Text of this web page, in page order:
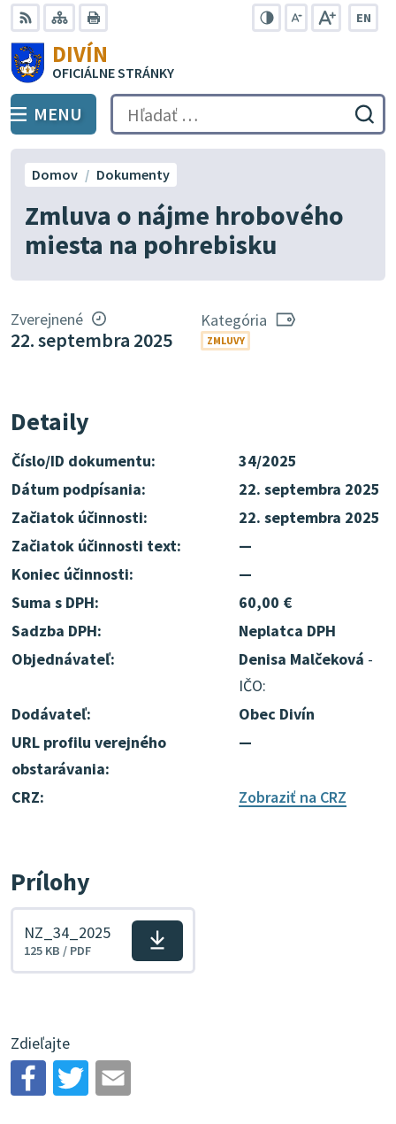
Preskočiť
na
obsah
RSS Mapa
EN
DIVÍN
OFICIÁLNE STRÁNKY
PREPNÚŤ
MENU Hľadať:
Zmluva o nájme hrobového
miesta na pohrebisku
Domov Dokumenty
Zverejnené
22. septembra 2025
Kategória
ZMLUVY
Detaily
Číslo/ID dokumentu:
34/2025
Dátum podpísania:
22. septembra 2025
Začiatok účinnosti:
22. septembra 2025
Začiatok účinnosti text:
—
Koniec účinnosti:
—
Suma s DPH:
60,00 €
Sadzba DPH:
Neplatca DPH
Objednávateľ:
Denisa Malčeková -
IČO:
Dodávateľ:
Obec Divín
URL profilu verejného
obstarávania:
—
CRZ: Zobraziť na CRZ
Prílohy
Stiahnuť
NZ_34_2025
125 KB / PDF
Zdieľajte